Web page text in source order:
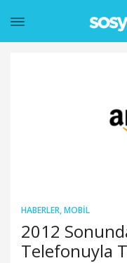
HABERLER,MOBIL
2012
Telefonuyla